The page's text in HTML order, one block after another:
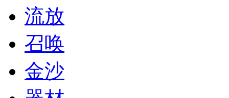
流放
召唤
金沙